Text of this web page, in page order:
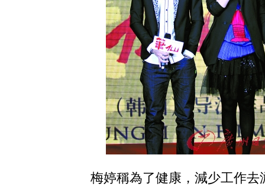
梅婷稱為了健康，減少工作去